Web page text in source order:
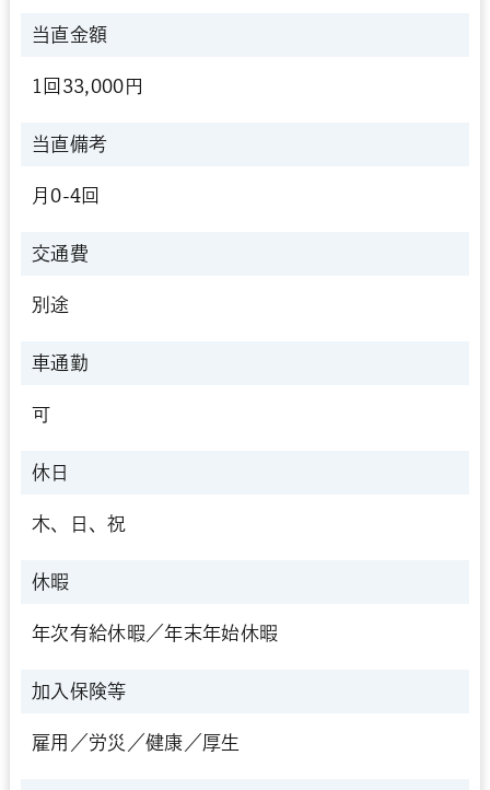
当直金額
1回33,000円
当直備考
月0-4回
交通費
別途
車通勤
可
休日
木、日、祝
休暇
年次有給休暇／年末年始休暇
加入保険等
雇用／労災／健康／厚生